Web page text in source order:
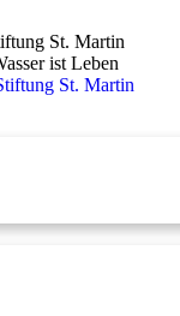
St. Martin
ist Leben